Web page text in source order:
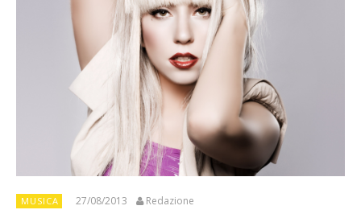
MUSICA 27/08/2013 Redazione